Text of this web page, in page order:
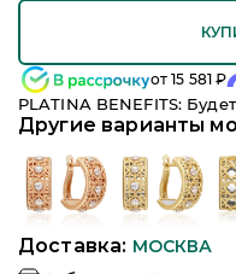
от15 581 ₽
PLATINA BENEFITS:
Другие варианты
Доставка: МОСКВА